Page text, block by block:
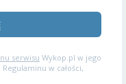
serwisu Wykop.pl w jego
w całości,